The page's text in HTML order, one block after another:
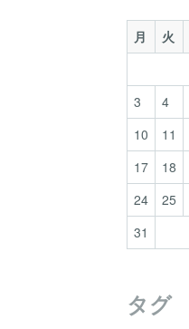
月
火
3
4
10
11
17
18
24
25
31
タグ